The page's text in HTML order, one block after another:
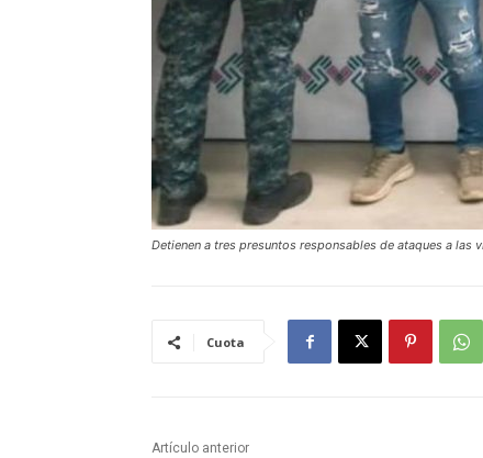
Detienen a tres presuntos responsables de ataques a las
Cuota
Artículo anterior